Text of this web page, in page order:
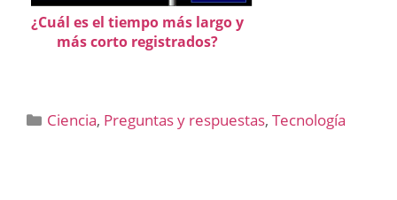
¿Cuál es el tiempo más largo y
más corto registrados?
Categorías
Ciencia, Preguntas y respuestas,Tecnología